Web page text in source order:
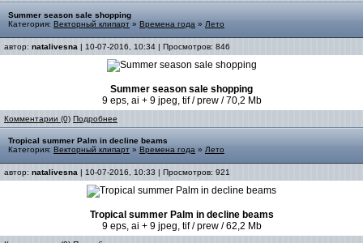
Summer season sale shopping
Категория: Векторный клипарт » Времена года » Лето
автор: natalivesna | 10-07-2016, 10:34 | Просмотров: 846
Summer season sale shopping
9 eps, ai + 9 jpeg, tif / prew / 70,2 Mb
Комментарии (0) Подробнее
Tropical summer Palm in decline beams
Категория: Векторный клипарт » Времена года » Лето
автор: natalivesna | 10-07-2016, 10:33 | Просмотров: 921
Tropical summer Palm in decline beams
9 eps, ai + 9 jpeg, tif / prew / 62,2 Mb